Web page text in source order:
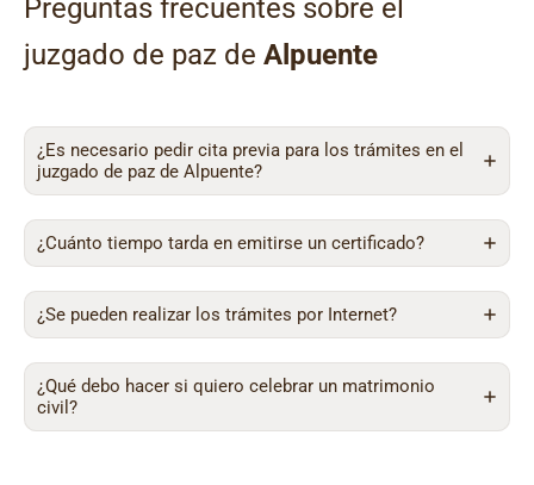
Preguntas frecuentes sobre el
juzgado de paz de Alpuente
¿Es necesario pedir cita previa para los trámites en el
juzgado de paz de Alpuente?
¿Cuánto tiempo tarda en emitirse un certificado?
¿Se pueden realizar los trámites por Internet?
¿Qué debo hacer si quiero celebrar un matrimonio
civil?